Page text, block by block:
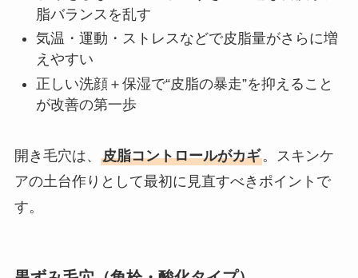
脂バランスを乱す
気温・運動・ストレスなどで皮脂量がさらに増
えやすい
正しい洗顔＋保湿で“皮脂の暴走”を抑えること
が改善の第一歩
開き毛穴は、 皮脂コントロールがカギ。スキンケ
アの土台作りとして最初に見直すべきポイントで
す。